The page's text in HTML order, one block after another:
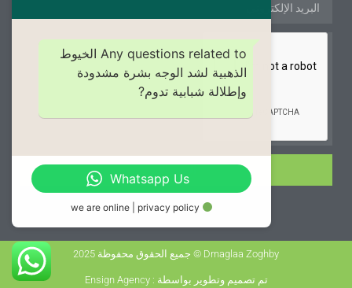
Drnaglaa Zoghby © جميع الحقوق محفوظة 2025
تم تصميم وتطوير بواسطة : Ensign Agency
Any questions related to الخيوط
الذهبية لشد الوجه بشرة مشدودة
وإطلالة شبابية تدوم?
Whatsapp Us